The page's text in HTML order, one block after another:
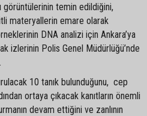
görüntülerinin temin edildiğini,
materyallerin emare olarak
DNA analizi için Ankara’ya
izlerinin Polis Genel Müdürlüğü’nde
10 tanık bulunduğunu, cep
ortaya çıkacak kanıtların önemli
devam ettiğini ve zanlının